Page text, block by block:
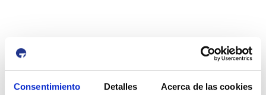
Consentimiento Detalles Acerca de las cookies
Port i Ciutat